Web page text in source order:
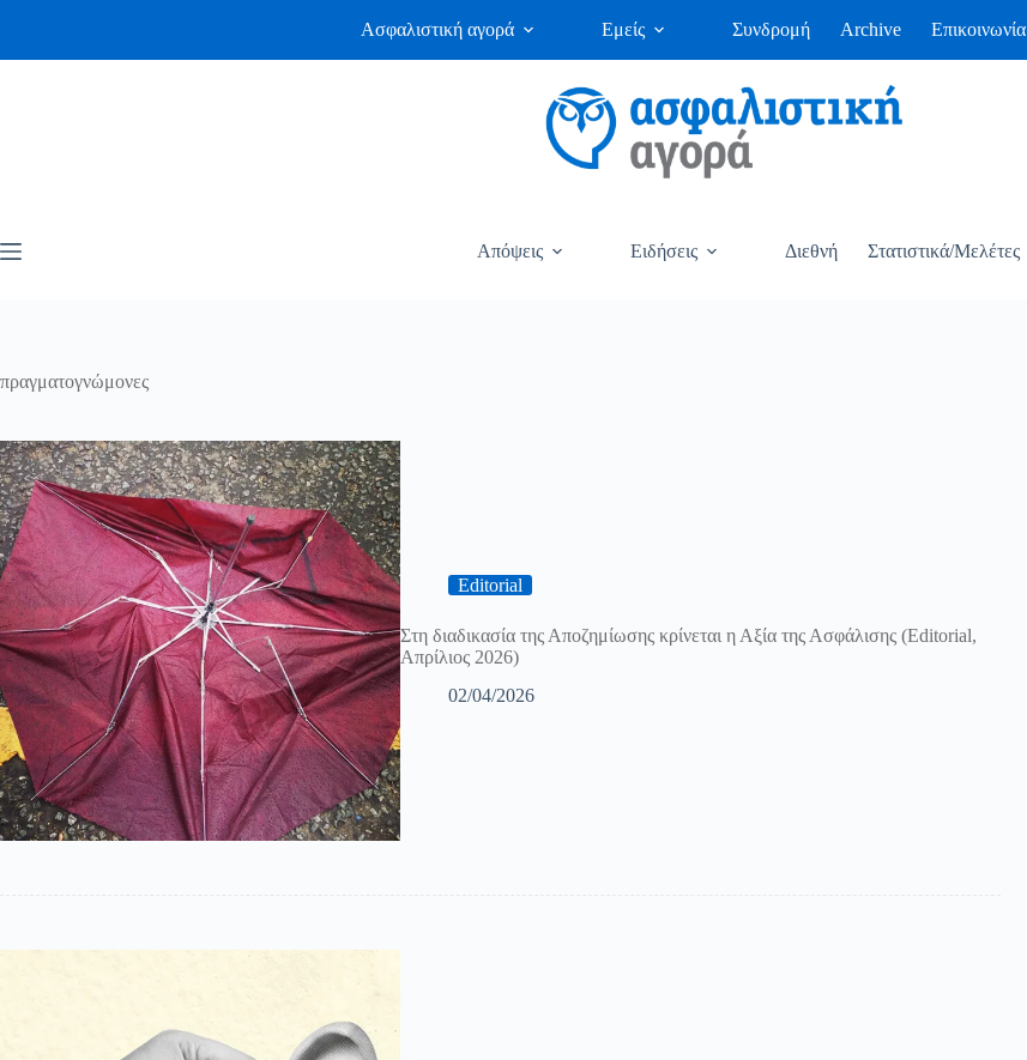
Ασφαλιστική αγορά Εμείς Συνδρομή Archive Επικοινωνία
Απόψεις Ειδήσεις Διεθνή Στατιστικά/Μελέτες
πραγματογνώμονες
Editorial
Στη διαδικασία της Αποζημίωσης κρίνεται η Αξία της Ασφάλισης (Editorial,
Απρίλιος 2026)
02/04/2026